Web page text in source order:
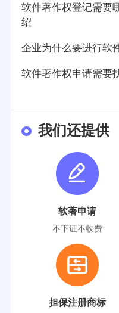
软件著作权登记需要
绍
企业为什么要进行软
软件著作权申请需要
我们还提供
软著申请
不下证不收费
担保注册商标